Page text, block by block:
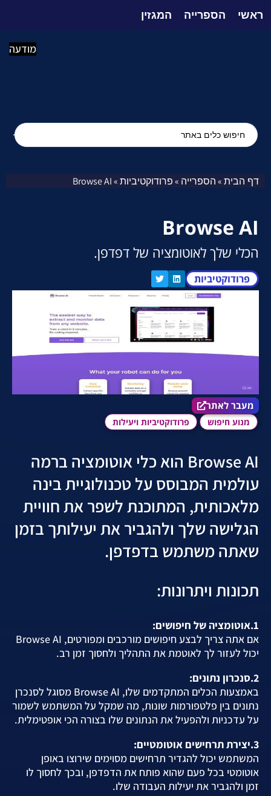
ראשי הספרייה המגזין
מודעה
דף הבית»הספרייה »פרודוקטיביות»
Browse AI
Browse AI
הכלי שלך לאוטומציה של דפדפן.
פרודוקטיביות
מעבר לאתר הכלי
מנוע חיפוש פרודוקטיביות ויעילות
מעבר לאתר
Browse AI הוא כלי אוטומציה ברמה
עולמית המבוסס על טכנולוגיית בינה
מלאכותית, המתוכנת לשפר את חוויית
הגלישה שלך ולהגביר את יעילותך בזמן
שאתה משתמש בדפדפן.
תכונות ויתרונות:
1.אוטומציה של חיפושים:
אם אתה צריך לבצע חיפושים מורכבים ומפורטים, Browse AI
יכול לעזור לך לאוטמת את התהליך ולחסוך זמן רב.
2.סנכרון נתונים:
באמצעות הכלים המתקדמים שלו, Browse AI מסוגל לסנכרן
נתונים בין פלטפורמות שונות, מה שמקל על המשתמש לשמור
על עדכניות ולהפעיל את הנתונים שלו בצורה הכי אופטימלית.
3.יצירת תרחישים אוטומטיים:
המשתמש יכול להגדיר תרחישים מסוימים שירוצו באופן
אוטומטי בכל פעם שהוא פותח את הדפדפן, ובכך לחסוך לו
זמן ולהגביר את יעילות העבודה שלו.